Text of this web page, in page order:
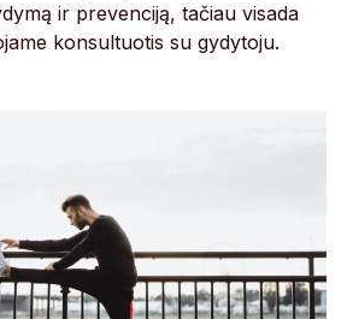
ir prevenciją, tačiau visada
konsultuotis su gydytoju.